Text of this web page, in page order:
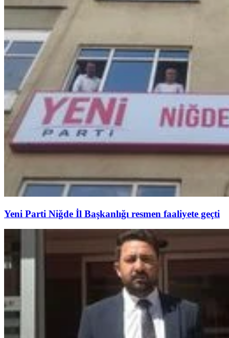
Yeni Parti Niğde İl Başkanlığı resmen faaliyete geçti